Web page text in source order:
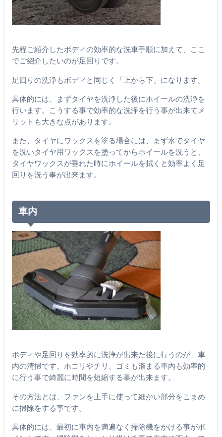
先程ご紹介したボディの効率的な洗車手順に加えて、ここ
でご紹介したいのが足回りです。
足回りの洗浄もボディと同じく「上から下」になります。
具体的には、まずタイヤを洗浄した後にホイールの洗浄を
行います。こうする事で効率的な洗浄を行う事が出来てメ
リットも大きな点があります。
また、タイヤにワックスを塗る場合には、まず水でタイヤ
を洗いタイヤ用ワックスを塗ってからホイールを洗うと、
タイヤワックスが垂れた時にホイールを拭くと効率よく足
回りを洗う事が出来ます。
車内
ボディや足回りを効率的に洗浄が出来た後に行うのが、車
内の清掃です。ホコリやチリ、ゴミも溜まる車内も効率的
に行う事で綺麗に時間を短縮する事が出来ます。
その方法とは、ファンを上手に使って細かい部分をこまめ
に掃除をする事です。
具体的には、最初に車内を満遍なく掃除機をかける事がポ